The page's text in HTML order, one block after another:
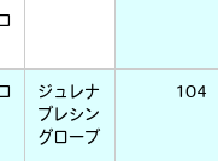
ジュレナ
ブレシン
グローブ
104